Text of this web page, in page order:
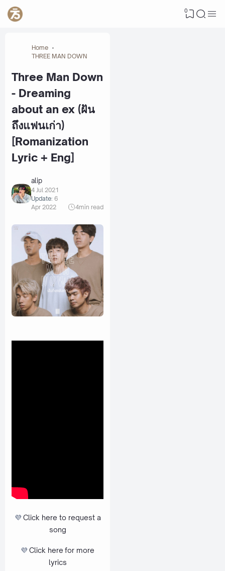
0
Home
THREE MAN DOWN
Three Man Down
- Dreaming
about an ex (ฝัน
ถึงแฟนเก่า)
[Romanization
Lyric + Eng]
alip
4 Jul 2021
Update: 6
Apr 2022
4min read
💜 Click here to request a
song
💜 Click here for more
lyrics